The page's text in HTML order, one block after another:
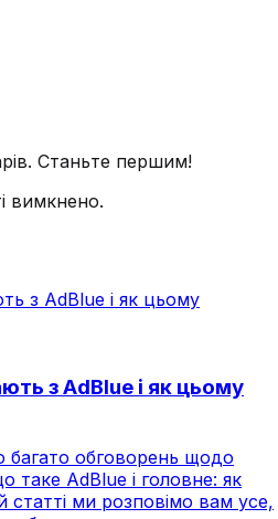
Станьте першим!
вимкнено.
з AdBlue і як цьому
багато обговорень щодо
таке AdBlue і головне: як
статті ми розповімо вам усе,